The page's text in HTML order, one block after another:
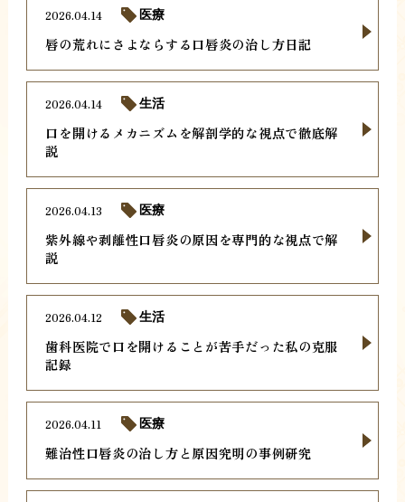
唇の荒れにさよならする口唇炎の治し方日記
2026.04.14 医療
口を開けるメカニズムを解剖学的な視点で徹底解
説
2026.04.14 生活
紫外線や剥離性口唇炎の原因を専門的な視点で解
説
2026.04.13 医療
歯科医院で口を開けることが苦手だった私の克服
記録
2026.04.12 生活
難治性口唇炎の治し方と原因究明の事例研究
2026.04.11 医療